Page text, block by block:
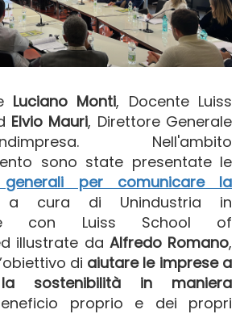
Luciano Monti, Docente Luiss
Elvio Mauri, Direttore Generale
Nell'ambito
sono state presentate le
per comunicare la
a cura di Unindustria in
con Luiss School of
illustrate da Alfredo Romano,
di aiutare le imprese a
sostenibilità in maniera
proprio e dei propri